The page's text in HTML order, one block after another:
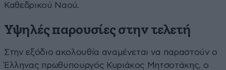
Καθεδρικού Ναού.
Υψηλές παρουσίες στην τελετή
Στην εξόδιο ακολουθία αναμένεται να παραστούν ο
Έλληνας πρωθυπουργός Κυριάκος Μητσοτάκης, ο